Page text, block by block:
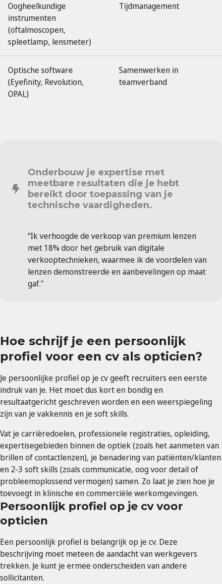
Oogheelkundige
instrumenten
(oftalmoscopen,
spleetlamp, lensmeter)
Tijdmanagement
Optische software
(Eyefinity, Revolution,
OPAL)
Samenwerken in
teamverband
Onderbouw je expertise met
meetbare resultaten die je hebt
bereikt door toepassing van je
technische vaardigheden.
“Ik verhoogde de verkoop van premium lenzen
met 18% door het gebruik van digitale
verkooptechnieken, waarmee ik de voordelen van
lenzen demonstreerde en aanbevelingen op maat
gaf."
Hoe schrijf je een persoonlijk
profiel voor een cv als opticien?
Je persoonlijke profiel op je cv geeft recruiters een eerste
indruk van je. Het moet dus kort en bondig en
resultaatgericht geschreven worden en een weerspiegeling
zijn van je vakkennis en je soft skills.
Vat je carrièredoelen, professionele registraties, opleiding,
expertisegebieden binnen de optiek (zoals het aanmeten van
brillen of contactlenzen), je benadering van patiënten/klanten
en 2-3 soft skills (zoals communicatie, oog voor detail of
probleemoplossend vermogen) samen. Zo laat je zien hoe je
toevoegt in klinische en commerciële werkomgevingen.
Persoonlijk profiel op je cv voor
opticien
Een persoonlijk profiel is belangrijk op je cv. Deze
beschrijving moet meteen de aandacht van werkgevers
trekken. Je kunt je ermee onderscheiden van andere
sollicitanten.